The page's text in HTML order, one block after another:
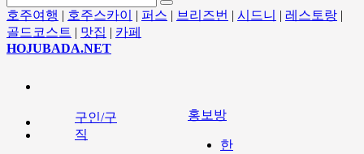
호주여행 | 호주스카이 | 퍼스 | 브리즈번 | 시드니 | 레스토랑 |
골드코스트 | 맛집 | 카페
HOJUBADA.NET
구인/구
직
홍보방
한